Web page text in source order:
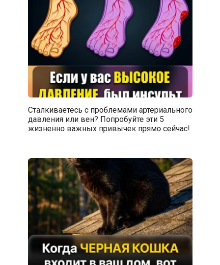
Сталкиваетесь с проблемами артериального
давления или вен? Попробуйте эти 5
жизненно важных привычек прямо сейчас!